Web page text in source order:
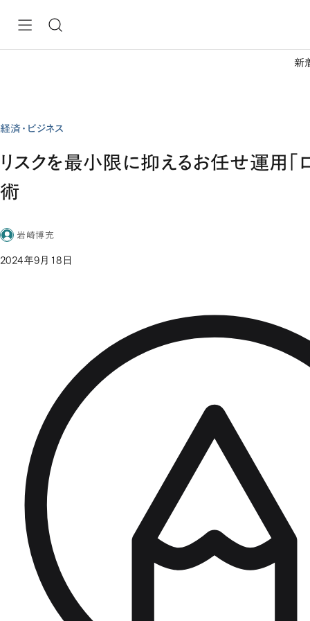
新
経済・ビジネス
リスクを最小限に抑えるお任せ運用「
術
岩崎博充
2024年9月18日